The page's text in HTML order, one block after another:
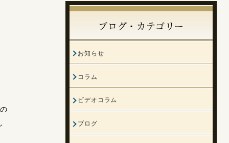
ブログ・カテゴリー
お知らせ
コラム
ビデオコラム
ブログ